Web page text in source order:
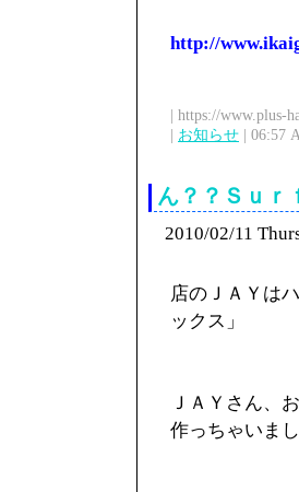
http://
| https://www.plus-
| お知らせ | 06:57
ん？？Ｓｕｒ
2010/02/11
店のＪＡＹは
ックス」
ＪＡＹさん、
作っちゃいま